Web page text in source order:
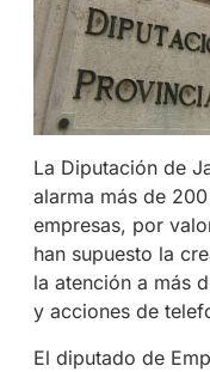
La Diputación de
alarma más de
empresas, por
han supuesto la
la atención a más
y acciones de
El diputado de